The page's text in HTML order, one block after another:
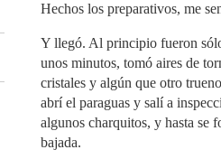
Hechos los preparativos, me
Y llegó. Al principio fueron
unos minutos, tomó aires de
cristales y algún que otro
abrí el paraguas y salí a
algunos charquitos, y hasta se
bajada.